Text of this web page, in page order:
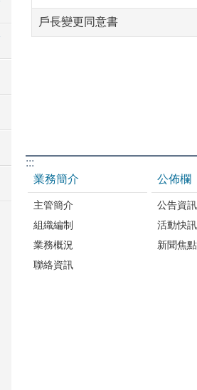
戶長變更同意書
:::
業務簡介
主管簡介
組織編制
業務概況
聯絡資訊
公佈欄
公告資訊
活動快訊
新聞焦點